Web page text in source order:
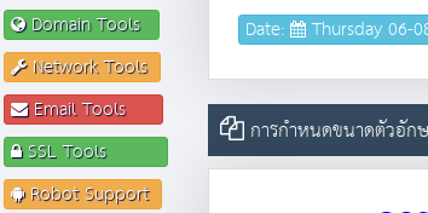
Date: Thursday 06-
การกำหนดขนาดตัวอัก
Domain Tools
Network Tools
Email Tools
SSL Tools
Robot Support